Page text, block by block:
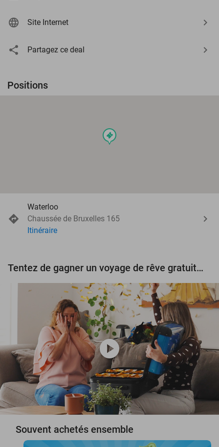
Site Internet
Partagez ce deal
Positions
events
Waterloo
Chaussée de Bruxelles 165
Itinéraire
Tentez de gagner un voyage de rêve gratuit d'une valeur de 3.000 € !
play_circle
Souvent achetés ensemble